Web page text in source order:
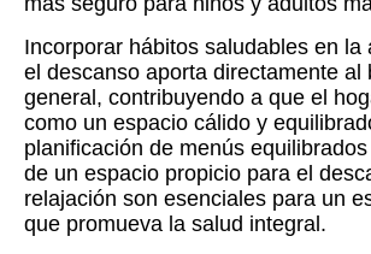
Incorporar hábitos saludables en la
el descanso aporta directamente al
general, contribuyendo a que el
como un espacio cálido y
planificación de menús
de un espacio propicio para el
relajación son esenciales para un
que promueva la salud integral.